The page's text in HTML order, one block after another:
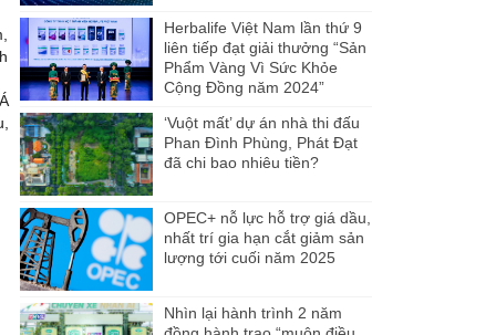
Herbalife Việt Nam lần thứ 9
liên tiếp đạt giải thưởng “Sản
Phẩm Vàng Vì Sức Khỏe
Cộng Đồng năm 2024”
‘Vuột mất’ dự án nhà thi đấu
Phan Đình Phùng, Phát Đạt
đã chi bao nhiêu tiền?
OPEC+ nỗ lực hỗ trợ giá dầu,
nhất trí gia hạn cắt giảm sản
lượng tới cuối năm 2025
Nhìn lại hành trình 2 năm